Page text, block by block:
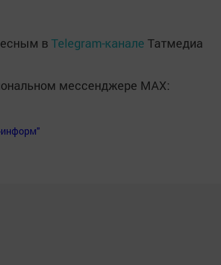
в Telegram-канале Татмедиа
мессенджере MАХ:
информ"